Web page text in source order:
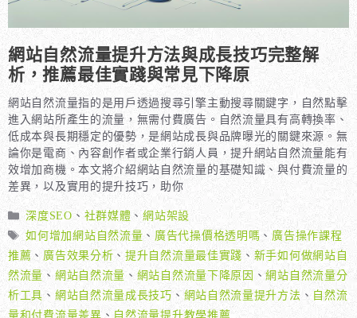
網站自然流量提升方法與成長技巧完整解
析，推薦最佳實踐與常見下降原
網站自然流量指的是用戶透過搜尋引擎主動搜尋關鍵字，自然點擊
進入網站所產生的流量，無需付費廣告。自然流量具有高轉換率、
低成本與長期穩定的優勢，是網站成長與品牌曝光的關鍵來源。無
論你是電商、內容創作者或企業行銷人員，提升網站自然流量能有
效增加商機。本文將介紹網站自然流量的基礎知識、與付費流量的
差異，以及實用的提升技巧，助你
分
類
深度SEO 、 社群媒體 、網站架設
標
籤
如何增加網站自然流量 、 廣告代操價格透明嗎 、 廣告操作課程
推薦 、 廣告效果分析 、提升自然流量最佳實踐 、 新手如何做網站自
然流量 、 網站自然流量 、 網站自然流量下降原因 、網站自然流量分
析工具 、 網站自然流量成長技巧 、 網站自然流量提升方法 、 自然流
量和付費流量差異 、 自然流量提升教學推薦